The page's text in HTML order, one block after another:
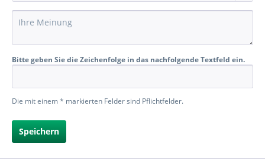
Bitte geben Sie die Zeichenfolge in das nachfolgende Textfeld ein.
Die mit einem * markierten Felder sind Pflichtfelder.
Speichern